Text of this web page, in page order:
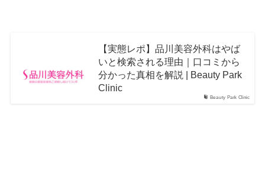
Beauty Park Clinic
【実態レポ】品川美容外科はやば
いと検索される理由｜口コミから
分かった真相を解説 | Beauty Park
Clinic